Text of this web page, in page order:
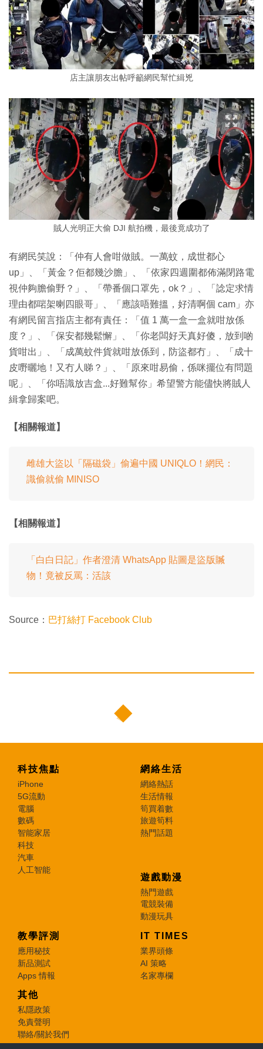
店主讓朋友出帖呼籲網民幫忙緝兇
賊人光明正大偷 DJI 航拍機，最後竟成功了
有網民笑說：「仲有人會咁做賊。一萬蚊，成世都心
up」、「黃金？佢都幾沙膽」、「依家四週圍都佈滿閉路電
視仲夠膽偷野？」、「帶番個口罩先，ok？」、「諗定求情
理由都啱架喇四眼哥」、「應該唔難搵，好清啊個 cam」亦
有網民留言指店主都有責任：「值 1 萬一盒一盒就咁放係
度？」、「保安都幾鬆懈」、「你老闆好天真好傻，放到啲
貨咁出」、「成萬蚊件貨就咁放係到，防盜都冇」、「成十
皮嘢曬地！又冇人睇？」、「原來咁易偷，係咪擺位有問題
呢」、「你唔識放吉盒...好難幫你」希望警方能儘快將賊人
緝拿歸案吧。
【相關報道】
雌雄大盜以「隔磁袋」偷遍中國 UNIQLO！網民：
識偷就偷 MINISO
【相關報道】
「白白日記」作者澄清 WhatsApp 貼圖是盜版贓
物！竟被反罵：活該
Source： 巴打絲打 Facebook Club
科技焦點
iPhone
5G流動
電腦
數碼
智能家居
科技
汽車
人工智能
網絡生活
網絡熱話
生活情報
筍買着數
旅遊筍料
熱門話題
遊戲動漫
熱門遊戲
電競裝備
動漫玩具
教學評測
應用秘技
新品測試
Apps 情報
IT TIMES
業界頭條
AI 策略
名家專欄
其他
私隱政策
免責聲明
聯絡/關於我們